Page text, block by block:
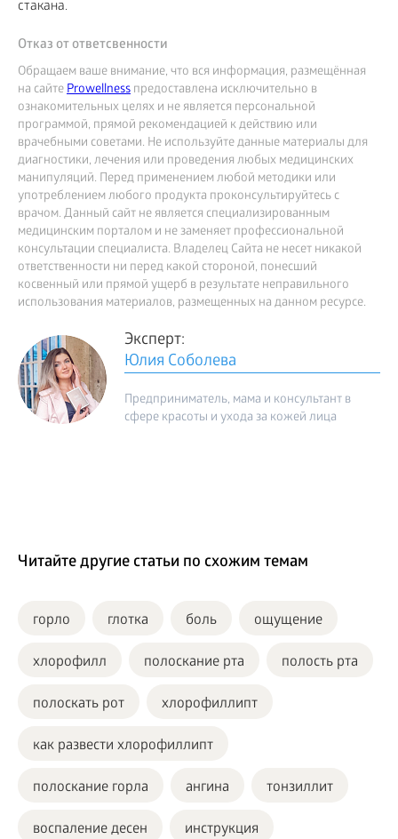
стакана.
Отказ от ответсвенности
Обращаем ваше внимание, что вся информация, размещённая
на сайтеProwellness предоставлена исключительно в
ознакомительных целях и не является персональной
программой, прямой рекомендацией к действию или
врачебными советами. Не используйте данные материалы для
диагностики, лечения или проведения любых медицинских
манипуляций. Перед применением любой методики или
употреблением любого продукта проконсультируйтесь с
врачом. Данный сайт не является специализированным
медицинским порталом и не заменяет профессиональной
консультации специалиста. Владелец Сайта не несет никакой
ответственности ни перед какой стороной, понесший
косвенный или прямой ущерб в результате неправильного
использования материалов, размещенных на данном ресурсе.
Эксперт:
Юлия Соболева
Предприниматель, мама и консультант в
сфере красоты и ухода за кожей лица
Читайте другие статьи по схожим темам
горло глотка боль ощущение
хлорофилл полоскание рта полость рта
полоскать рот хлорофиллипт
как развести хлорофиллипт
полоскание горла ангина тонзиллит
воспаление десен инструкция